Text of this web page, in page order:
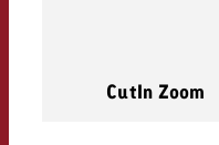
CutIn Zoom